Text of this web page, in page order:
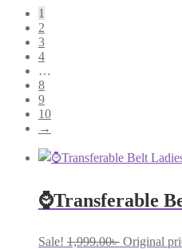
1
2
3
4
…
8
9
10
→
⌚Transferable
Sale! 1,999.00৳ Original